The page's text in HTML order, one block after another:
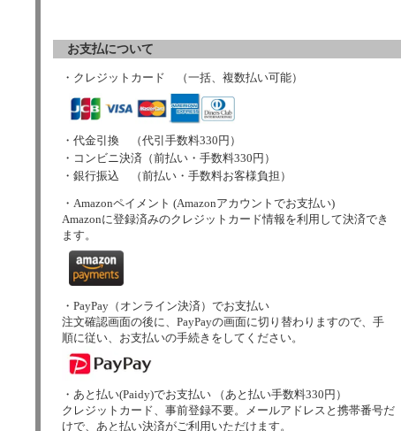
お支払について
・クレジットカード （一括、複数払い可能）
・代金引換 （代引手数料330円）
・コンビニ決済（前払い・手数料330円）
・銀行振込 （前払い・手数料お客様負担）
・Amazonペイメント (Amazonアカウントでお支払い)
Amazonに登録済みのクレジットカード情報を利用して決済でき
ます。
・PayPay（オンライン決済）でお支払い
注文確認画面の後に、PayPayの画面に切り替わりますので、手
順に従い、お支払いの手続きをしてください。
・あと払い(Paidy)でお支払い （あと払い手数料330円）
クレジットカード、事前登録不要。メールアドレスと携帯番号だ
けで、あと払い決済がご利用いただけます。